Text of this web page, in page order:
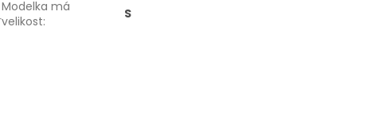
Modelka má
velikost: S